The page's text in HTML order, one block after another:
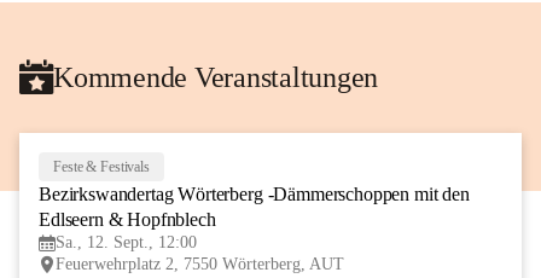
Kommende Veranstaltungen
Feste & Festivals
Bezirkswandertag Wörterberg -Dämmerschoppen mit den
Edlseern & Hopfnblech
Sa., 12. Sept., 12:00
Feuerwehrplatz 2, 7550 Wörterberg, AUT